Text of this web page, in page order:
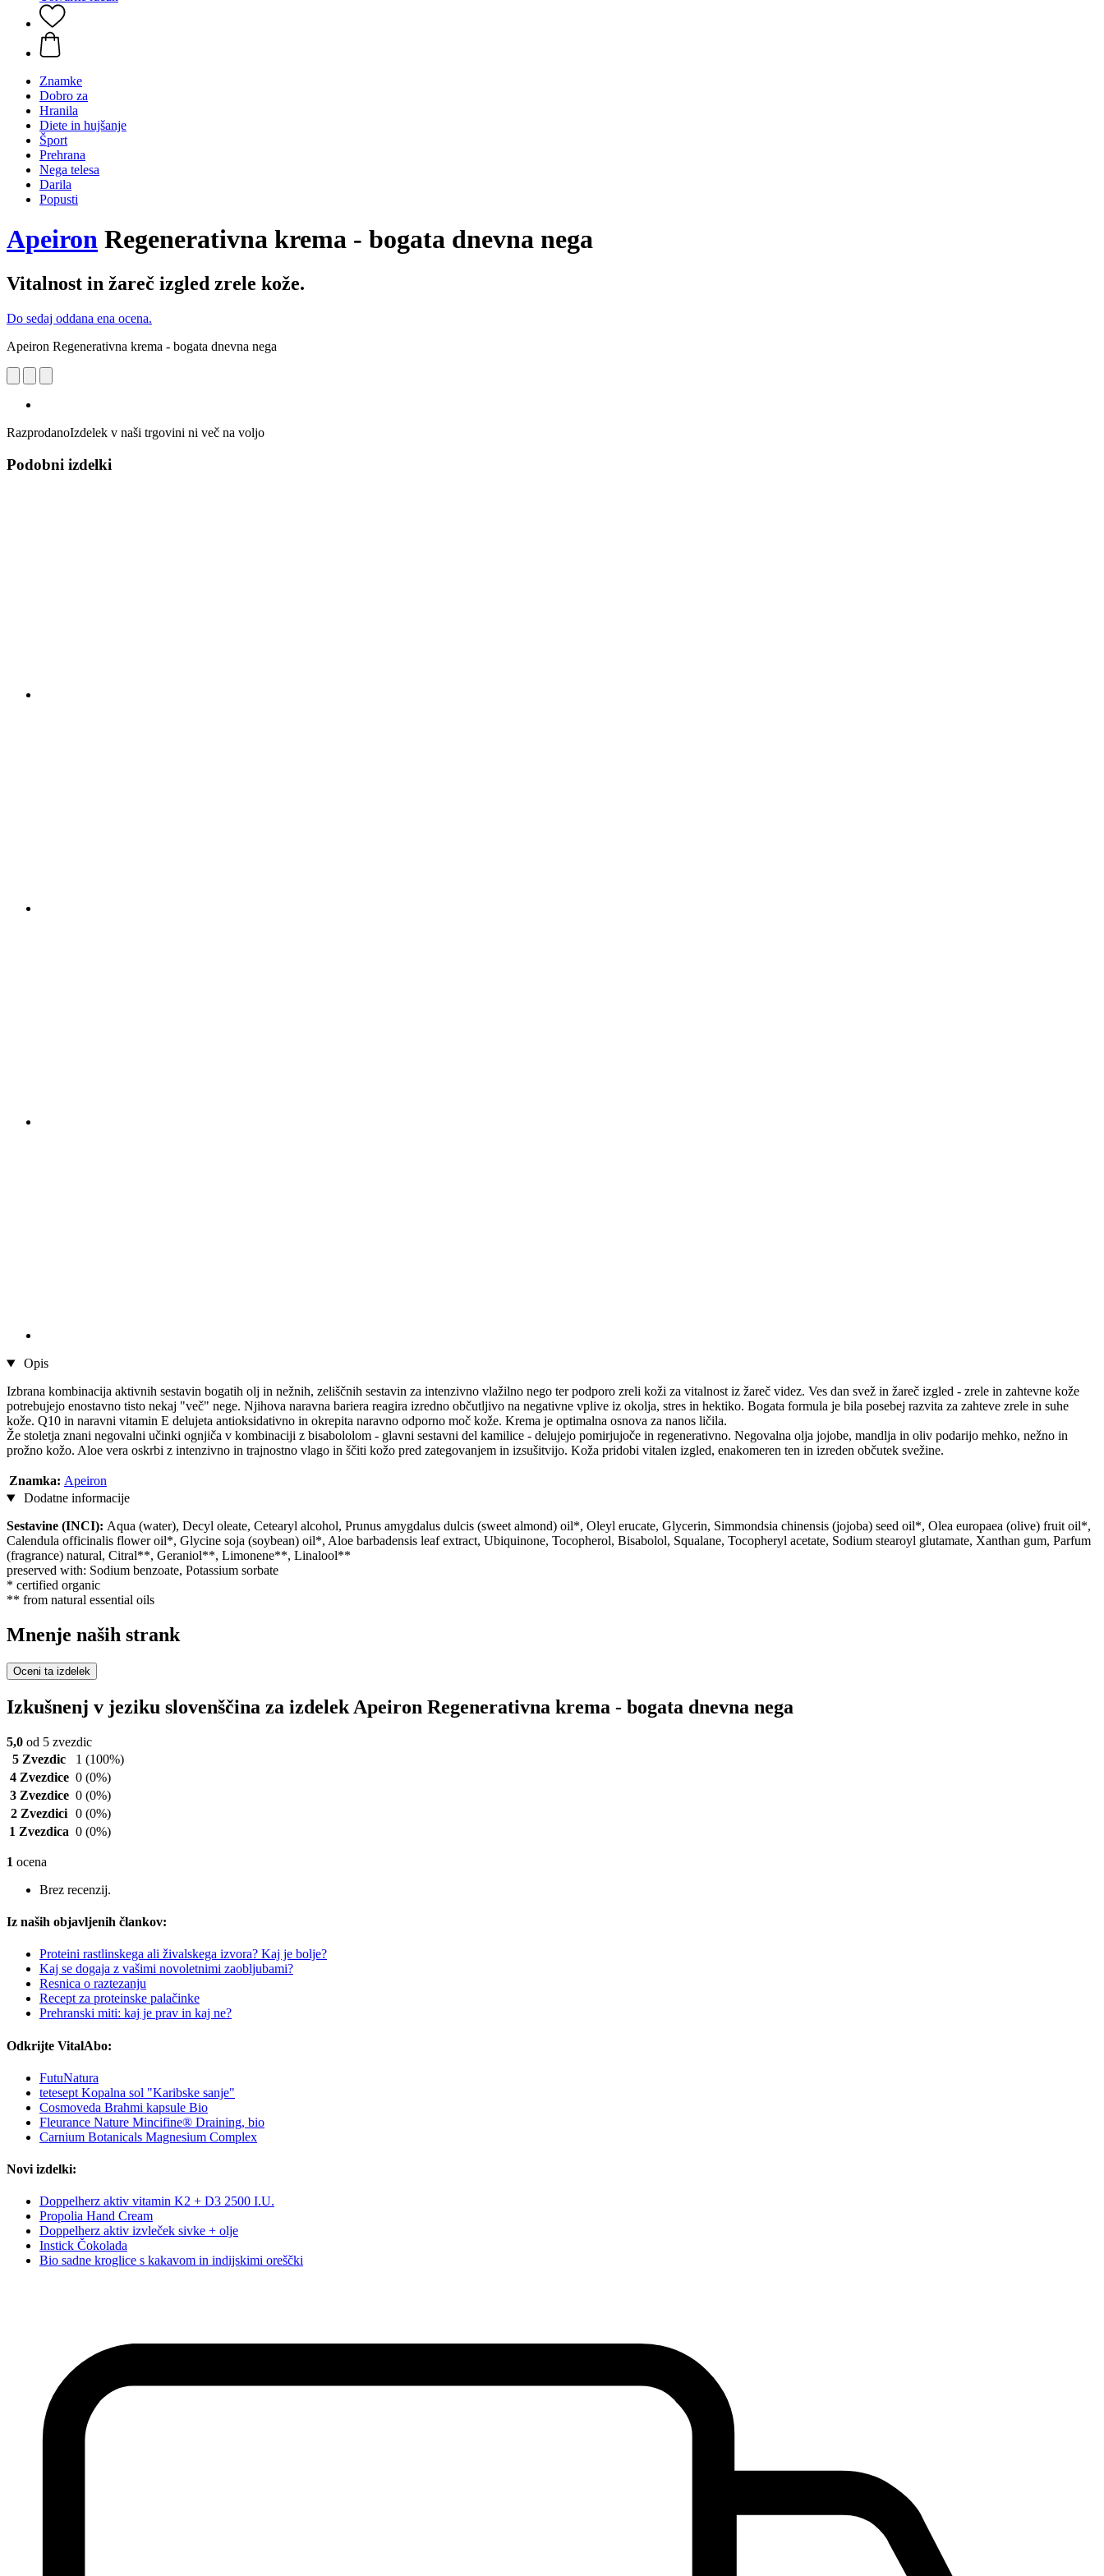
Znamke
Dobro za
Hranila
Diete in hujšanje
Šport
Prehrana
Nega telesa
Darila
Popusti
Apeiron Regenerativna krema - bogata dnevna nega
Vitalnost in žareč izgled zrele kože.
Do sedaj oddana ena ocena.
Apeiron Regenerativna krema - bogata dnevna nega
RazprodanoIzdelek v naši trgovini ni več na voljo
Podobni izdelki
Opis
Izbrana kombinacija aktivnih sestavin bogatih olj in nežnih, zeliščnih sestavin za intenzivno vlažilno nego ter podporo zreli koži za vitalnost iz žareč videz. Ves dan svež in žareč izgled - zrele in zahtevne kože
potrebujejo enostavno tisto nekaj "več" nege. Njihova naravna bariera reagira izredno občutljivo na negativne vplive iz okolja, stres in hektiko. Bogata formula je bila posebej razvita za zahteve zrele in suhe
kože. Q10 in naravni vitamin E delujeta antioksidativno in okrepita naravno odporno moč kože. Krema je optimalna osnova za nanos ličila.
Že stoletja znani negovalni učinki ognjiča v kombinaciji z bisabololom - glavni sestavni del kamilice - delujejo pomirjujoče in regenerativno. Negovalna olja jojobe, mandlja in oliv podarijo mehko, nežno in
prožno kožo. Aloe vera oskrbi z intenzivno in trajnostno vlago in ščiti kožo pred zategovanjem in izsušitvijo. Koža pridobi vitalen izgled, enakomeren ten in izreden občutek svežine.
Znamka: Apeiron
Dodatne informacije
Sestavine (INCI): Aqua (water), Decyl oleate, Cetearyl alcohol, Prunus amygdalus dulcis (sweet almond) oil*, Oleyl erucate, Glycerin, Simmondsia chinensis (jojoba) seed oil*, Olea europaea (olive) fruit oil*,
Calendula officinalis flower oil*, Glycine soja (soybean) oil*, Aloe barbadensis leaf extract, Ubiquinone, Tocopherol, Bisabolol, Squalane, Tocopheryl acetate, Sodium stearoyl glutamate, Xanthan gum, Parfum
(fragrance) natural, Citral**, Geraniol**, Limonene**, Linalool**
preserved with: Sodium benzoate, Potassium sorbate
* certified organic
** from natural essential oils
Mnenje naših strank
Oceni ta izdelek
Izkušnenj v jeziku slovenščina za izdelek Apeiron Regenerativna krema - bogata dnevna nega
5,0 od 5 zvezdic
5 Zvezdic
1 (100%)
4 Zvezdice 0 (0%)
3 Zvezdice 0 (0%)
2 Zvezdici 0 (0%)
1 Zvezdica 0 (0%)
1 ocena
Brez recenzij.
Iz naših objavljenih člankov:
Proteini rastlinskega ali živalskega izvora? Kaj je bolje?
Kaj se dogaja z vašimi novoletnimi zaobljubami?
Resnica o raztezanju
Recept za proteinske palačinke
Prehranski miti: kaj je prav in kaj ne?
Odkrijte VitalAbo:
FutuNatura
tetesept Kopalna sol "Karibske sanje"
Cosmoveda Brahmi kapsule Bio
Fleurance Nature Mincifine® Draining, bio
Carnium Botanicals Magnesium Complex
Novi izdelki:
Doppelherz aktiv vitamin K2 + D3 2500 I.U.
Propolia Hand Cream
Doppelherz aktiv izvleček sivke + olje
Instick Čokolada
Bio sadne kroglice s kakavom in indijskimi oreščki